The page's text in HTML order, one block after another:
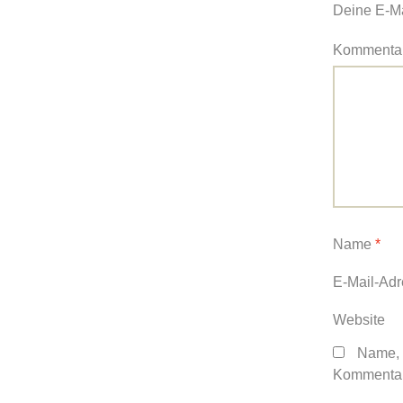
Deine E-
Name *
E-Mail-
Website